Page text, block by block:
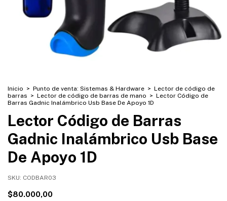
Inicio > Punto de venta: Sistemas & Hardware > Lector de código de
barras > Lector de código de barras de mano > Lector Código de
Barras Gadnic Inalámbrico Usb Base De Apoyo 1D
Lector Código de Barras
Gadnic Inalámbrico Usb Base
De Apoyo 1D
SKU: CODBAR03
$80.000,00